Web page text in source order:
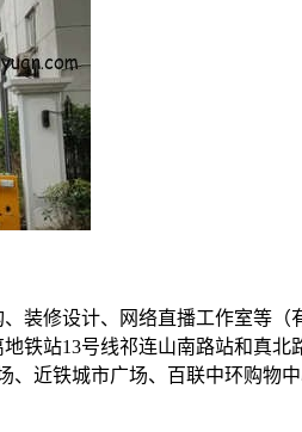
装修设计、网络直播工作室等（
铁站13号线祁连山南路站和真北
、近铁城市广场、百联中环购物